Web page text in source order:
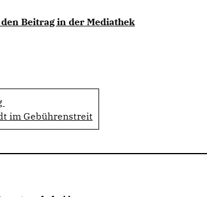
Beitrag in der Mediathek
im Gebührenstreit